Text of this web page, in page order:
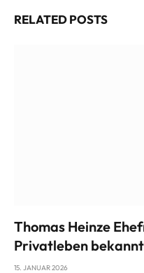
RELATEDPOSTS
Thomas Heinze
Privatleben
15. JANUAR 2026